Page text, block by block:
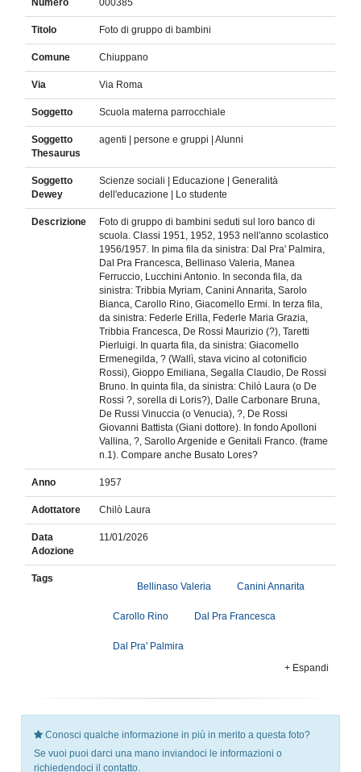
Titolo Foto di gruppo di bambini
Comune Chiuppano
Via Via Roma
Soggetto Scuola materna parrocchiale
Soggetto
Thesaurus
agenti | persone e gruppi | Alunni
Soggetto
Dewey
Scienze sociali | Educazione | Generalità
dell'educazione | Lo studente
Descrizione
Foto di gruppo di bambini seduti sul loro banco di
scuola. Classi 1951, 1952, 1953 nell'anno scolastico
1956/1957. In pima fila da sinistra: Dal Pra' Palmira,
Dal Pra Francesca, Bellinaso Valeria, Manea
Ferruccio, Lucchini Antonio. In seconda fila, da
sinistra: Tribbia Myriam, Canini Annarita, Sarolo
Bianca, Carollo Rino, Giacomello Ermi. In terza fila,
da sinistra: Federle Erilla, Federle Maria Grazia,
Tribbia Francesca, De Rossi Maurizio (?), Taretti
Pierluigi. In quarta fila, da sinistra: Giacomello
Ermenegilda, ? (Wallì, stava vicino al cotonificio
Rossi), Gioppo Emiliana, Segalla Claudio, De Rossi
Bruno. In quinta fila, da sinistra: Chilò Laura (o De
Rossi ?, sorella di Loris?), Dalle Carbonare Bruna,
De Russi Vinuccia (o Venucia), ?, De Rossi
Giovanni Battista (Giani dottore). In fondo Apolloni
Vallina, ?, Sarollo Argenide e Genitali Franco. (frame
n.1). Compare anche Busato Lores?
Anno 1957
Adottatore Chilò Laura
Data
Adozione
11/01/2026
Tags
Bellinaso Valeria Canini Annarita
Carollo Rino Dal Pra Francesca
Dal Pra' Palmira
+ Espandi
Conosci qualche informazione in più in merito a questa foto?
Se vuoi puoi darci una mano inviandoci le informazioni o
richiedendoci il contatto.